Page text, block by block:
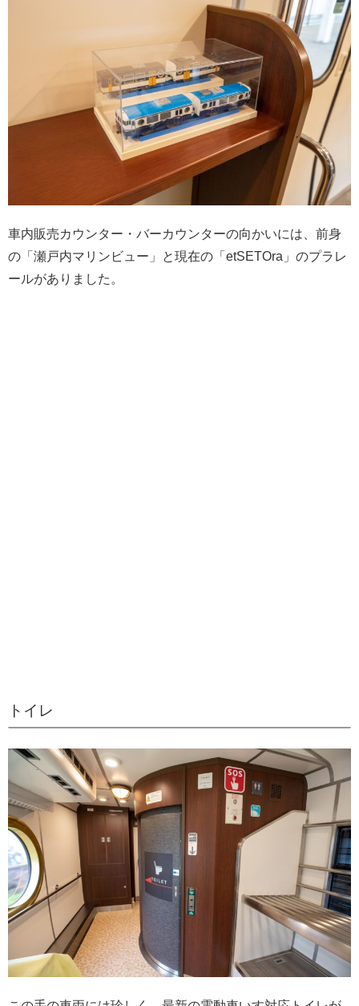
車内販売カウンター・バーカウンターの向かいには、前身
の「瀬戸内マリンビュー」と現在の「etSETOra」のプラレ
ールがありました。
トイレ